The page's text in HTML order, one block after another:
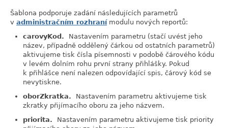
Šablona podporuje zadání následujících parametrů
v administračním rozhranímodulu nových reportů:
carovyKod.
Nastavením parametru (stačí uvést jeho
název, případně oddělený čárkou od ostatních parametrů)
aktivujeme tisk čísla písemnosti v podobě čárového kódu
v levém dolním rohu první strany přihlášky. Pokud
k přihlášce není nalezen odpovídající spis, čárový kód se
nevytiskne.
oborZkratka.
Nastavením parametru aktivujeme tisk
zkratky přijímacího oboru za jeho názvem.
priorita.
Nastavením parametru aktivujeme tisk priority